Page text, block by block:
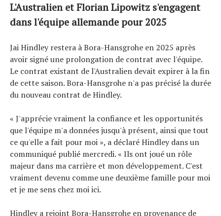
L'Australien et Florian Lipowitz s'engagent
dans l'équipe allemande pour 2025
Jai Hindley restera à Bora-Hansgrohe en 2025 après
avoir signé une prolongation de contrat avec l'équipe.
Le contrat existant de l'Australien devait expirer à la fin
de cette saison. Bora-Hansgrohe n'a pas précisé la durée
du nouveau contrat de Hindley.
« J'apprécie vraiment la confiance et les opportunités
que l'équipe m'a données jusqu'à présent, ainsi que tout
ce qu'elle a fait pour moi », a déclaré Hindley dans un
communiqué publié mercredi. « Ils ont joué un rôle
majeur dans ma carrière et mon développement. C'est
vraiment devenu comme une deuxième famille pour moi
et je me sens chez moi ici.
Hindley a rejoint Bora-Hansgrohe en provenance de
Tous nos articles
À propos